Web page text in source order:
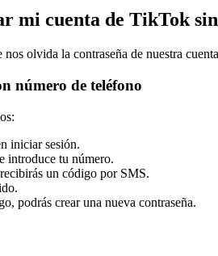
mi cuenta de TikTok
olvida la contraseña de nuestra
número de teléfono
iniciar sesión.
introduce tu número.
un código por SMS.
podrás crear una nueva contraseña.